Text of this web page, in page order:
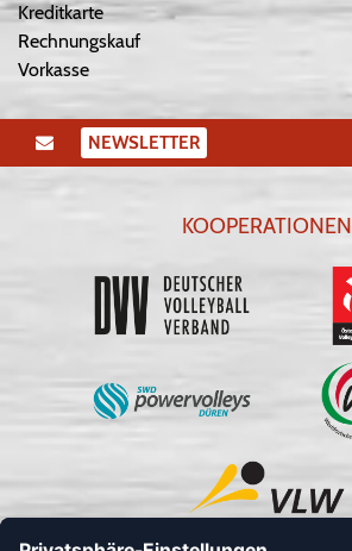
Kreditkarte
Rechnungskauf
Vorkasse
NEWSLETTER
KOOPERATIONEN